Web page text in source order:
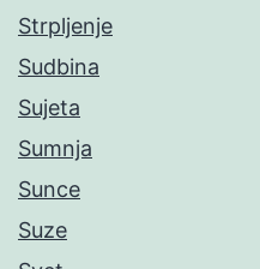
Strpljenje
Sudbina
Sujeta
Sumnja
Sunce
Suze